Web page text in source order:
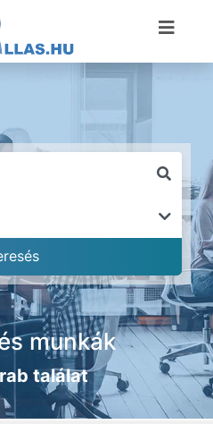
munkák
találat